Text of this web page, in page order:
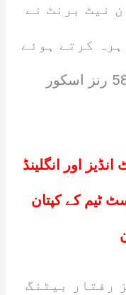
نیٹ برنٹ نے
کرتے ہوئے
52 گیندوں پر ناقابل شکست 58 رنز اسکور
اور انگلینڈ
ٹیم کے کپتان
رفتار بیٹنگ